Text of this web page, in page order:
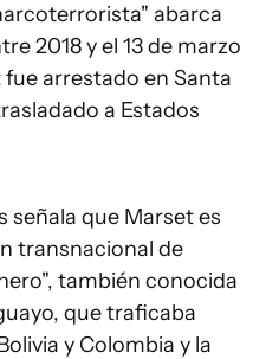
abarca
2018 y el 13 de marzo
arrestado en Santa
a Estados
señala que Marset es
transnacional de
también conocida
que traficaba
y Colombia y la